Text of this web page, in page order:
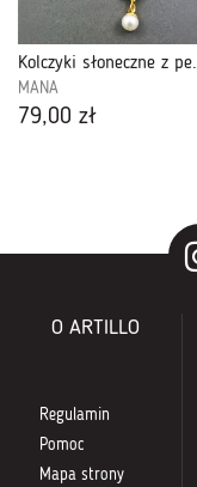
MANA
79,00 zł
O ARTILLO
Regulamin
Pomoc
Mapa strony